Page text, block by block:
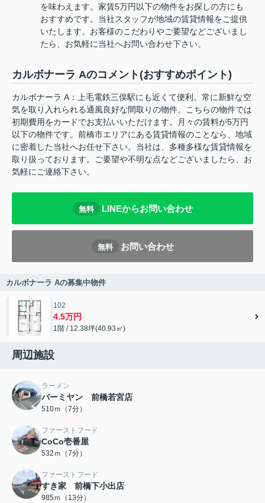
を味わえます。家賃5万円以下の物件をお探しの方にも
おすすめです。当社スタッフが地域の賃貸情報をご提供
いたします。お客様のこだわりやご要望などございまし
たら、お気軽に当社へお問い合わせ下さい。
カルボナーラ Aのコメント(おすすめポイント)
カルボナーラ A：上毛電鉄三俣駅にも近くて便利。常に新鮮な空
気を取り入れられる通風良好な間取りの物件。こちらの物件では
初期費用をカードでお支払いいただけます。月々の賃料が5万円
以下の物件です。前橋市エリアにある賃貸情報のことなら、地域
に密着した当社へお任せ下さい。当社は、多種多様な賃貸情報を
取り扱っております。ご要望や不明な点などございましたら、お
気軽にご連絡下さい。
無料 LINEからお問い合わせ
無料 お問い合わせ
カルボナーラ Aの募集中物件
102
4.5万円
1階 / 12.38坪(40.93㎡)
周辺施設
ラーメン
バーミヤン 前橋若宮店
510ｍ（7分）
ファーストフード
CoCo壱番屋
532ｍ（7分）
ファーストフード
すき家 前橋下小出店
985ｍ（13分）